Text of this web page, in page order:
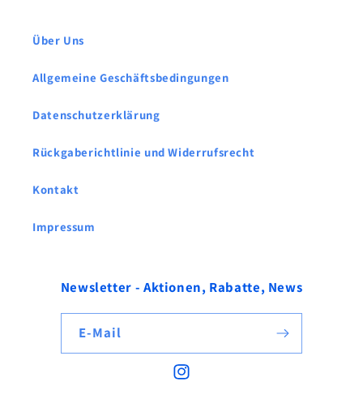
Über Uns
Allgemeine Geschäftsbedingungen
Datenschutzerklärung
Rückgaberichtlinie und Widerrufsrecht
Kontakt
Impressum
Newsletter - Aktionen, Rabatte, News
E-Mail
Instagram